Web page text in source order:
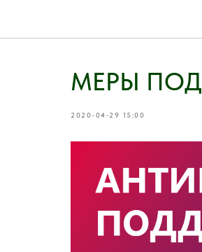
МЕРЫ
2020-04-29 15:00